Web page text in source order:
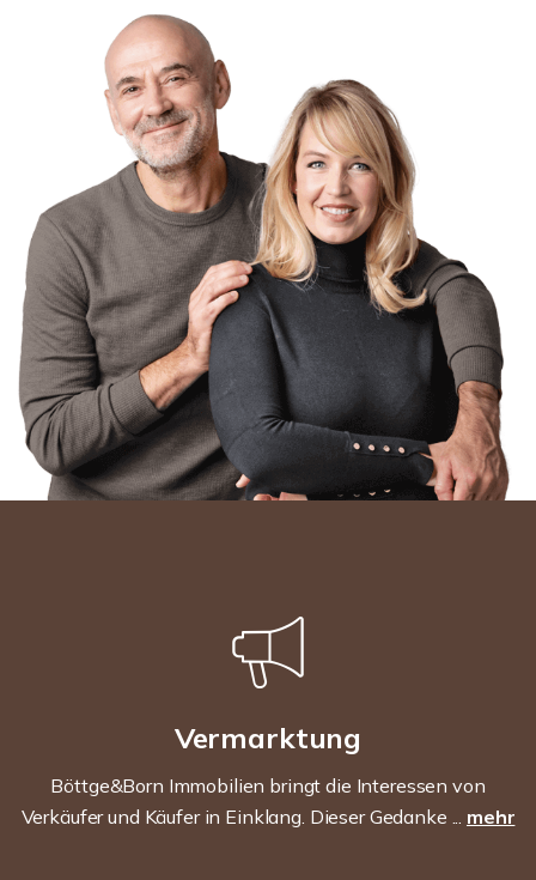
Vermarktung
Böttge&Born Immobilien bringt die Interessen von
Verkäufer und Käufer in Einklang. Dieser Gedanke ... mehr